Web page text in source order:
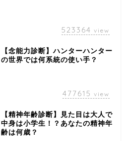
523364 view
【念能力診断】ハンターハンター
の世界では何系統の使い手？
477615 view
【精神年齢診断】見た目は大人で
中身は小学生！？あなたの精神年
齢は何歳？